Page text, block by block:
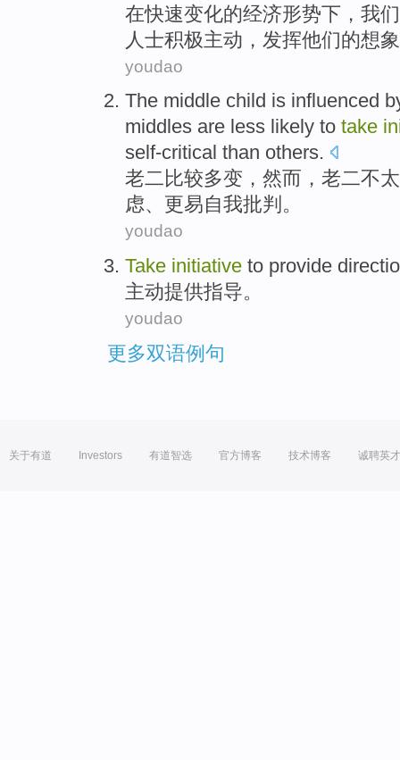
在快速变化的经济形势下 ， 我们
人士积极主动 ， 发挥他们的想
youdao
The middle child is influenced
middles are less likely to take
self-critical than others.
老二比较多变， 然而 ，老二不太
虑、 更易自我批判 。
youdao
Take initiative to provide
主动提供指导。
youdao
更多双语例句
关于有道 Investors 有道智选 官方博客 技术博客 诚聘英才